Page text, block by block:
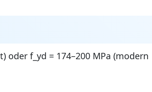
oder f_yd = 174–200 MPa (modern